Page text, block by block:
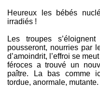
Heureux les bébés
irradiés !
Les troupes
pousseront, nourries par
d’amoindrit, l’effroi se
féroces a trouvé un
paître. La bas comme
tordue, anormale, mutante.